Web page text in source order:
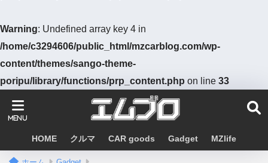
Warning: Undefined array key 4 in
/home/c3294606/public_html/mzcarblog.com/wp-
content/themes/sango-theme-
poripu/library/functions/prp_content.php on line 33
HOME クルマ CAR goods Gadget MZlife